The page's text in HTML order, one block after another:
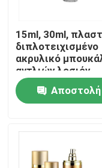
Αρχική Σελίδα
Σχετικά με εμάς
15ml, 30ml,
διπλοτειχισμένο
ακρυλικό
αντλιών λοσιόν
φροντίδας
πολυτέλειας 50ml
Αποστολή